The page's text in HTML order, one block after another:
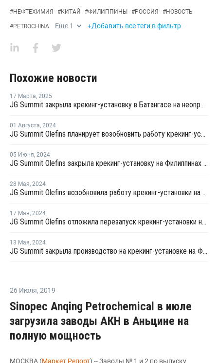
#НЕФТЕХИМИЯ #КИТАЙ #ФИЛИППИНЫ #РОССИЯ #НОВОСТЬ
#PETROCHINA Еще 1 +Добавить все теги в фильтр
Похожие новости
17 Марта, 2025
JG Summit закрыла крекинг-установку в Батангасе на неопределенный срок
01 Августа, 2024
JG Summit Olefins планирует возобновить работу крекинг-установки на Филиппинах
05 Июня, 2024
JG Summit Olefins закрыла крекинг-установку на Филиппинах из-за тайфуна
28 Мая, 2024
JG Summit Olefins возобновила работу крекинг-установки на Филиппинах
17 Мая, 2024
JG Summit Olefins отложила перезапуск крекинг-установки на Филиппинах
13 Мая, 2024
JG Summit закрыла производство на крекинг-установке на Филиппинах
26 Июля, 2019
Sinopec Anqing Petrochemical в июле
загрузила заводы АКН в Аньцине на
полную мощность
МОСКВА (Маркет Репорт) -- Заводы № 1 и 2 по выпуску